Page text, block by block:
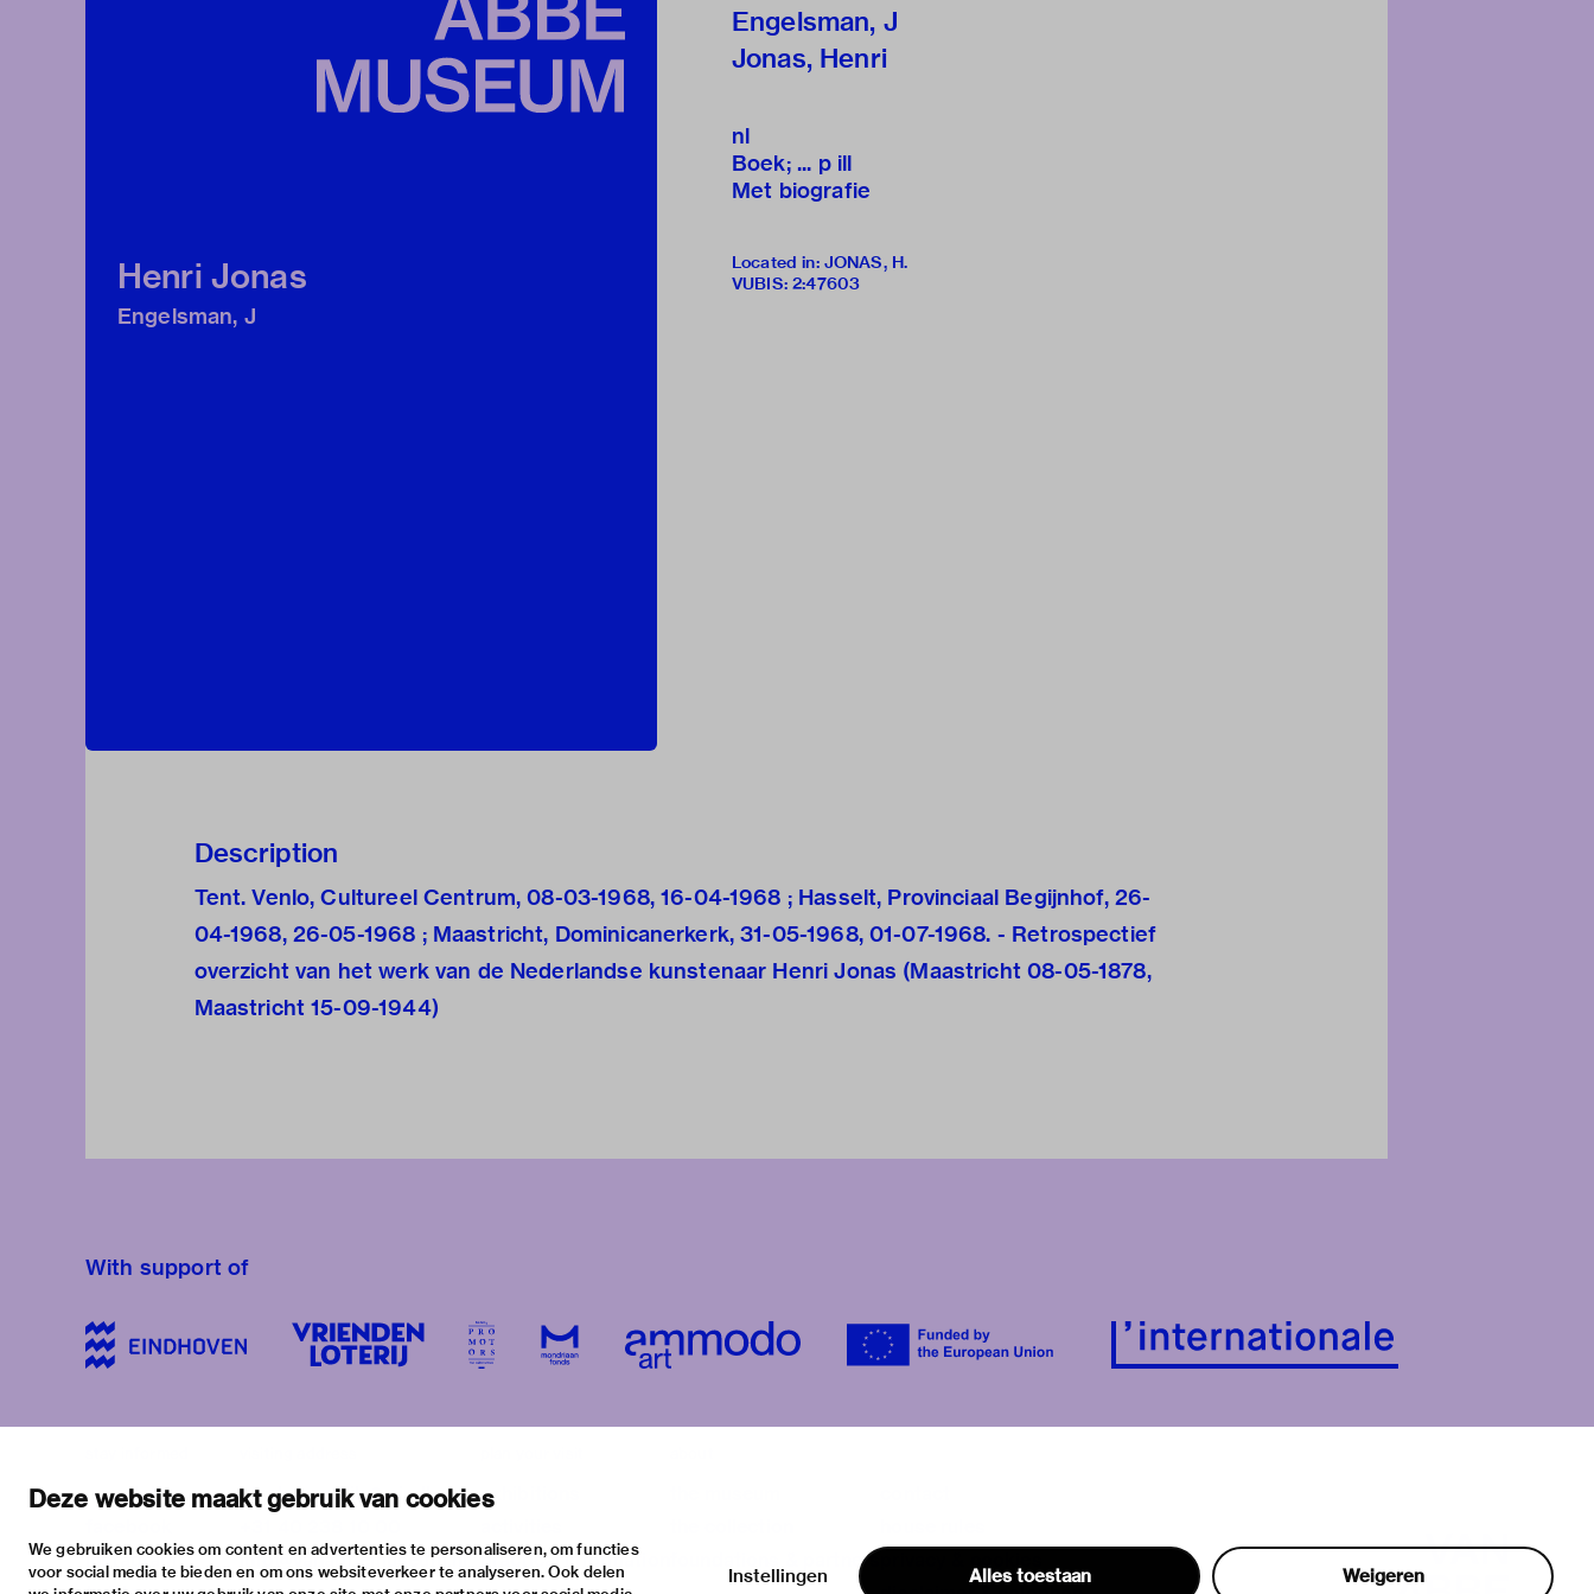
Deze website maakt gebruik van cookies
We gebruiken cookies om content en advertenties te personaliseren, om functies
voor social media te bieden en om ons websiteverkeer te analyseren. Ook delen
Alles toestaan Weigeren
Instellingen
Henri Jonas
Engelsman, J
Engelsman, J
Jonas, Henri
nl
Boek; ... p ill
Met biografie
Located in: JONAS, H.
VUBIS: 2:47603
Description
Tent. Venlo, Cultureel Centrum, 08-03-1968, 16-04-1968 ; Hasselt, Provinciaal Begijnhof, 26-
04-1968, 26-05-1968 ; Maastricht, Dominicanerkerk, 31-05-1968, 01-07-1968. - Retrospectief
overzicht van het werk van de Nederlandse kunstenaar Henri Jonas (Maastricht 08-05-1878,
Maastricht 15-09-1944)
With support of
newsletter
instagram
stratumsedijk 2 eindhoven
info@vanabbemuseum.nl
exhibitions
practical information
foundations & partners